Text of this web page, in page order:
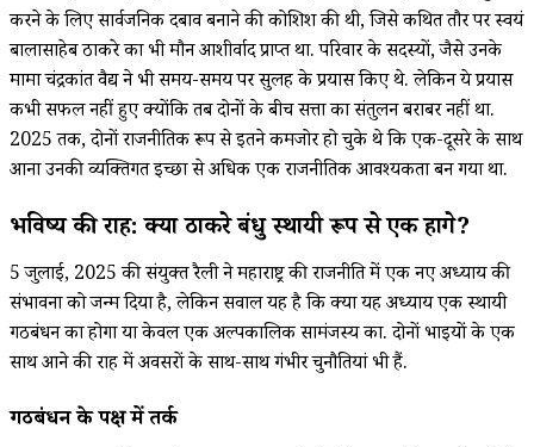
करने के लिए सार्वजनिक दबाव बनाने की कोशिश की थी, जिसे कथित तौर पर स्वयं
बालासाहेब ठाकरे का भी मौन आशीर्वाद प्राप्त था. परिवार के सदस्यों, जैसे उनके
मामा चंद्रकांत वैद्य ने भी समय-समय पर सुलह के प्रयास किए थे. लेकिन ये प्रयास
कभी सफल नहीं हुए क्योंकि तब दोनों के बीच सत्ता का संतुलन बराबर नहीं था.
2025 तक, दोनों राजनीतिक रूप से इतने कमजोर हो चुके थे कि एक-दूसरे के साथ
आना उनकी व्यक्तिगत इच्छा से अधिक एक राजनीतिक आवश्यकता बन गया था.
भविष्य की राह: क्या ठाकरे बंधु स्थायी रूप से एक होंगे?
5 जुलाई, 2025 की संयुक्त रैली ने महाराष्ट्र की राजनीति में एक नए अध्याय की
संभावना को जन्म दिया है, लेकिन सवाल यह है कि क्या यह अध्याय एक स्थायी
गठबंधन का होगा या केवल एक अल्पकालिक सामंजस्य का. दोनों भाइयों के एक
साथ आने की राह में अवसरों के साथ-साथ गंभीर चुनौतियां भी हैं.
गठबंधन के पक्ष में तर्क